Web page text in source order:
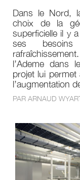
Dans le Nord,
choix de la
superficielle il y
ses
l’Ademe dans
projet lui permet
l’augmentation
PAR ARNAUD